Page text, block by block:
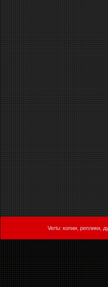
Vertu: копии, реплики,